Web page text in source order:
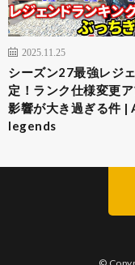
2025.11.25
シーズン27最強レジ
定！ランク仕様変更
影響が大き過ぎる件 |
legends